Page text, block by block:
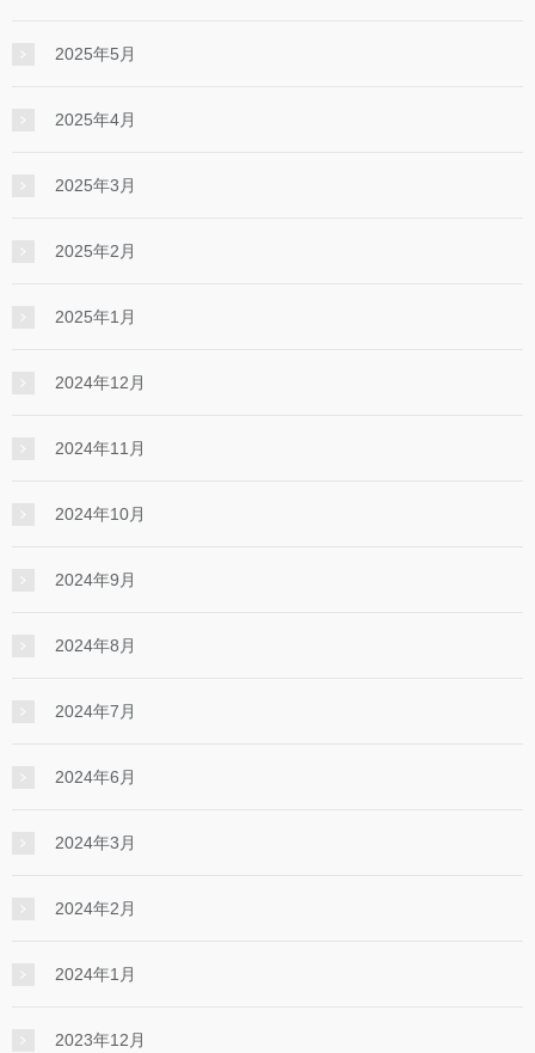
2025年5月
2025年4月
2025年3月
2025年2月
2025年1月
2024年12月
2024年11月
2024年10月
2024年9月
2024年8月
2024年7月
2024年6月
2024年3月
2024年2月
2024年1月
2023年12月